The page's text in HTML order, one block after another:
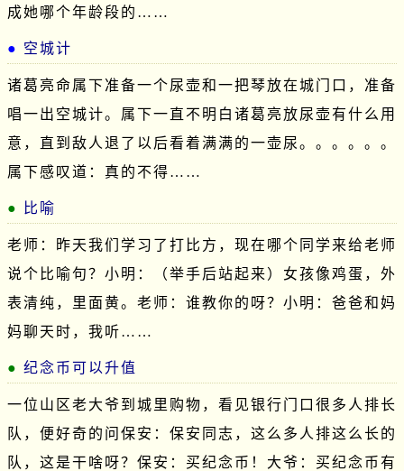
成她哪个年龄段的……
空城计
诸葛亮命属下准备一个尿壶和一把琴放在城门口，准备
唱一出空城计。属下一直不明白诸葛亮放尿壶有什么用
意，直到敌人退了以后看着满满的一壶尿。。。。。。
属下感叹道：真的不得……
比喻
老师：昨天我们学习了打比方，现在哪个同学来给老师
说个比喻句？小明：（举手后站起来）女孩像鸡蛋，外
表清纯，里面黄。老师：谁教你的呀？小明：爸爸和妈
妈聊天时，我听……
纪念币可以升值
一位山区老大爷到城里购物，看见银行门口很多人排长
队，便好奇的问保安：保安同志，这么多人排这么长的
队，这是干啥呀？保安：买纪念币！大爷：买纪念币有